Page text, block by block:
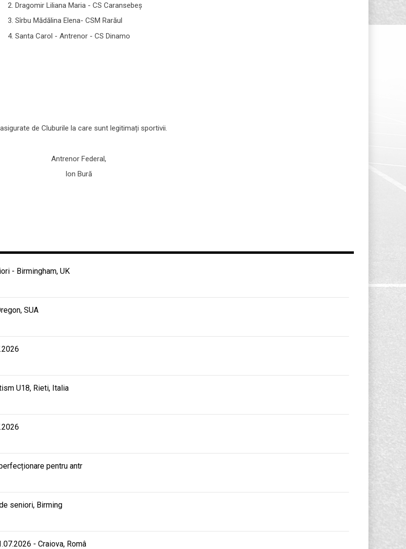
2. Dragomir Liliana Maria - CS Caransebeş
3. Sîrbu Mădălina Elena- CSM Rarăul
4. Santa Carol - Antrenor - CS Dinamo
de Cluburile la care sunt legitimați sportivii.
Antrenor Federal,
Ion Bură
- Birmingham, UK
SUA
U18, Rieti, Italia
pentru antr
seniori, Birming
- Craiova, Româ